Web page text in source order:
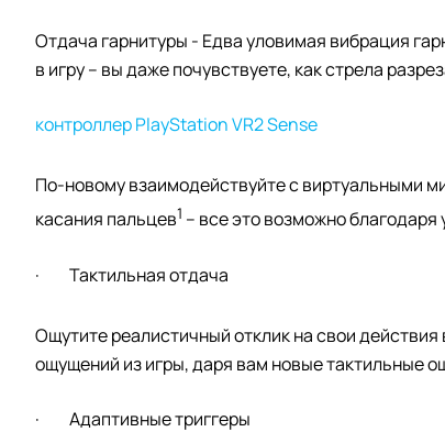
Отдача гарнитуры - Едва уловимая вибрация
в игру – вы даже почувствуете, как стрела
контроллер PlayStation VR2 Sense
По-новому взаимодействуйте с виртуальными
касания пальцев1 – все это возможно
· Тактильная отдача
Ощутите реалистичный отклик на свои действия
ощущений из игры, даря вам новые тактильные
· Адаптивные триггеры